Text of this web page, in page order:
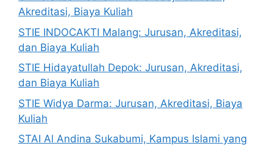
Akreditasi, Biaya Kuliah
STIE INDOCAKTI Malang: Jurusan, Akreditasi,
dan Biaya Kuliah
STIE Hidayatullah Depok: Jurusan, Akreditasi,
dan Biaya Kuliah
STIE Widya Darma: Jurusan, Akreditasi, Biaya
Kuliah
STAI Al Andina Sukabumi, Kampus Islami yang